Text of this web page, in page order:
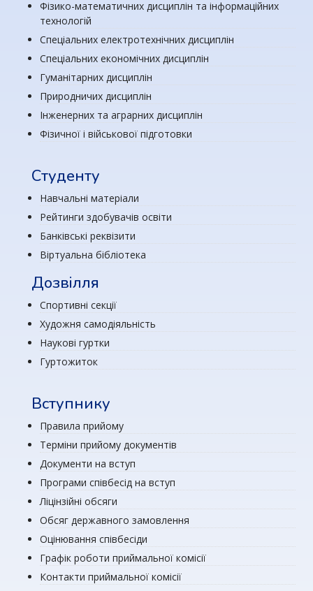
Фізико-математичних дисциплін та інформаційних
технологій
Спеціальних електротехнічних дисциплін
Спеціальних економічних дисциплін
Гуманітарних дисциплін
Природничих дисциплін
Інженерних та аграрних дисциплін
Фізичної і військової підготовки
Студенту
Навчальні матеріали
Рейтинги здобувачів освіти
Банківські реквізити
Віртуальна бібліотека
Дозвілля
Спортивні секції
Художня самодіяльність
Наукові гуртки
Гуртожиток
Вступнику
Правила прийому
Терміни прийому документів
Документи на вступ
Програми співбесід на вступ
Ліцінзійні обсяги
Обсяг державного замовлення
Оцінювання співбесіди
Графік роботи приймальної комісії
Контакти приймальної комісії